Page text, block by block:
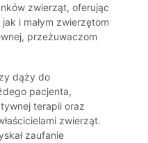
zwierząt, oferując
i małym zwierzętom
przeżuwaczom
dąży do
pacjenta,
terapii oraz
zwierząt.
zaufanie